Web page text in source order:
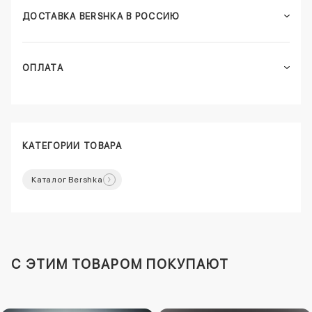
ДОСТАВКА BERSHKA В РОССИЮ
ОПЛАТА
КАТЕГОРИИ ТОВАРА
Каталог Bershka
C ЭТИМ ТОВАРОМ ПОКУПАЮТ